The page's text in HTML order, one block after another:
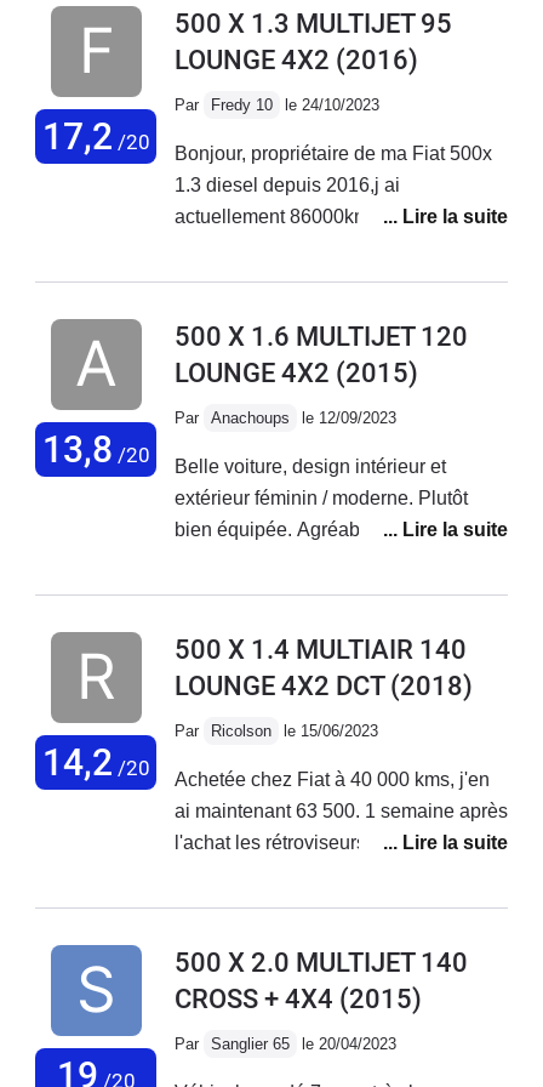
17,2 /20
500 X 1.3 MULTIJET 95
LOUNGE 4X2 (2016)
Par Fredy 10 le 24/10/2023
Bonjour, propriétaire de ma Fiat 500x
1.3 diesel depuis 2016,j ai
actuellement 86000km au compteur
Entretien courant effectué chez Fiat
polyvalent.
13,8 /20
500 X 1.6 MULTIJET 120
LOUNGE 4X2 (2015)
Par Anachoups le 12/09/2023
Belle voiture, design intérieur et
extérieur féminin / moderne. Plutôt
bien équipée. Agréable à conduire sur
de route. Malheureusement aucune
voiture vieillit très mal, tout se met à
déconner et les réparations
de leurs défauts de fabrication !
J'adore ma voiture mais au vu des
coûts de réparations faramineux, des
cesse... Je vais la revendre.
14,2 /20
500 X 1.4 MULTIAIR 140
LOUNGE 4X2 DCT(2018)
Par Ricolson le 15/06/2023
Achetée chez Fiat à 40 000 kms, j'en
ai maintenant 63 500. 1 semaine après
l'achat les rétroviseurs électriques ne
en concession. Plus gênant, 2 mois
mode dégradé. Retour en concession
en dépanneuse; problème de
19 /20
500 X 2.0 MULTIJET 140
CROSS + 4X4 (2015)
Par Sanglier 65 le 20/04/2023